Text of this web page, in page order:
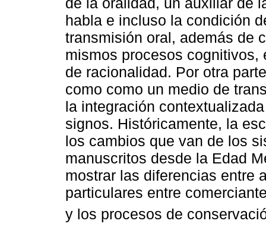
habla e incluso la condición
transmisión oral, además de
mismos procesos
de racionalidad. Por otra
como como un medio de
la integración
signos. Históricamente, la
los cambios que van de los
manuscritos desde la Edad
mostrar las diferencias entre
particulares entre
y los procesos de